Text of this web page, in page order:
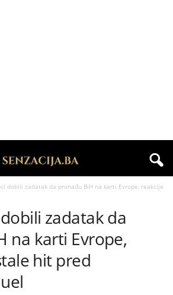
dobili zadatak da pronađu BiH na karti Evrope, reakcije
zadatak da
na karti Evrope,
hit pred